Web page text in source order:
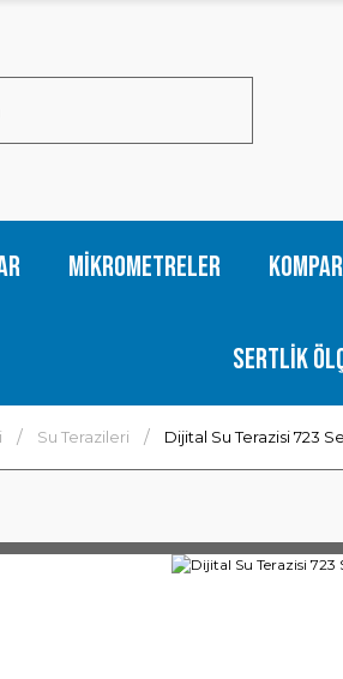
Mikrometreler
Sertlik
Su Terazileri Dijital Su Terazisi 723